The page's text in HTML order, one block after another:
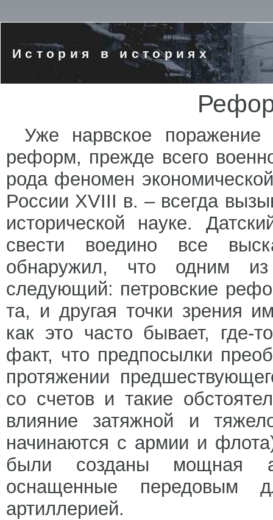
История в историях
Уже нарвское
реформ, прежде всего
рода феномен
России XVIII в. – всегда
исторической науке.
свести воедино все
обнаружил, что одним
следующий: петровские
та, и другая точки зрения
как это часто бывает, где-
факт, что предпосылки
протяжении
со счетов и такие
влияние затяжной и
начинаются с армии и
были созданы мощная
оснащенные передовым
артиллерией.